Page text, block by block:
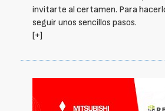
invitarte al certamen. Para
seguir unos sencillos pasos.
[+]